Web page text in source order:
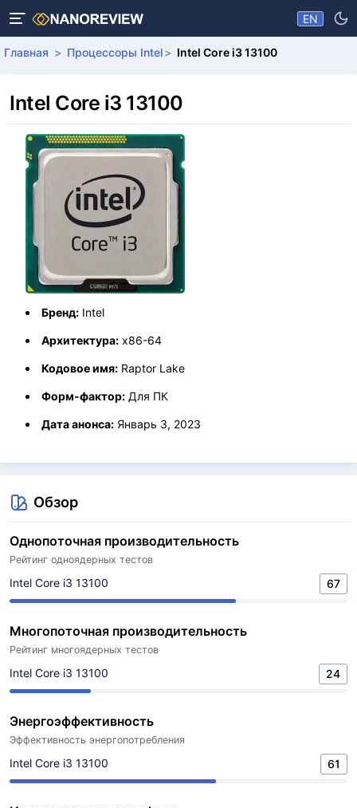
EN
Главная Процессоры Intel Intel Core i3 13100
Intel Core i3 13100
Бренд: Intel
Архитектура: x86-64
Кодовое имя: Raptor Lake
Форм-фактор: Для ПК
Дата анонса: Январь 3, 2023
Обзор
Однопоточная производительность
Рейтинг одноядерных тестов
Intel Core i3 13100 67
Многопоточная производительность
Рейтинг многоядерных тестов
Intel Core i3 13100 24
Энергоэффективность
Эффективность энергопотребления
Intel Core i3 13100 61